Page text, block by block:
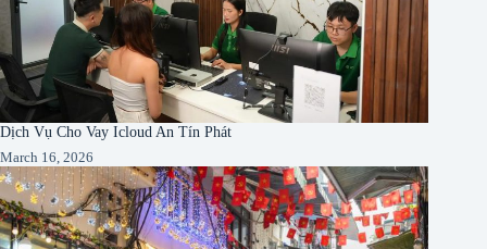
Dịch Vụ Cho Vay Icloud An Tín Phát
March 16, 2026